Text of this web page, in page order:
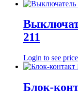
211
Login to see
Блок-